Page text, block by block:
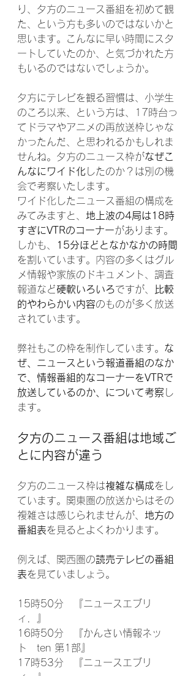
り、夕方のニュース番組を初めて観
た、という方も多いのではないかと
思います。こんなに早い時間にスタ
ートしていたのか、と気づかれた方
もいるのではないでしょうか。
夕方にテレビを観る習慣は、小学生
のころ以来、という方は、17時台っ
てドラマやアニメの再放送枠じゃな
かったんだ、と思われるかもしれま
せんね。夕方のニュース枠がなぜこ
んなにワイド化したのか？は別の機
会で考察いたします。
ワイド化したニュース番組の構成を
みてみますと、 地上波の4局は18時
すぎにVTRのコーナーがあります。
しかも、
15分ほどとなかなかの時間
を割いています。内容の多くはグル
メ情報や家族のドキュメント、調査
報道など硬軟いろいろですが、
比較
的やわらかい内容のものが多く放送
されています。
弊社もこの枠を制作しています。 な
ぜ、ニュースという報道番組のなか
で、情報番組的なコーナーをVTRで
放送しているのか、について考察 し
ます。
夕方のニュース番組は地域ご
とに内容が違う
夕方のニュース枠は複雑な構成をし
ています。関東圏の放送からはその
複雑さは感じられませんが、 地方の
番組表を見るとよくわかります。
例えば、関西圏の読売テレビの番組
表を見ていましょう。
15時50分　『ニュースエブリ
ィ．』
16時50分　『かんさい情報ネッ
ト　ten 第1部』
17時53分　『ニュースエブリ